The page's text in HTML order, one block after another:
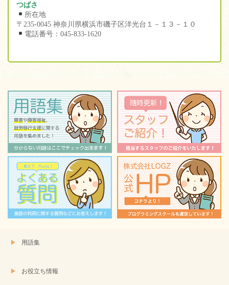
つばさ
所在地
〒235-0045 神奈川県横浜市磯子区洋光台１－１３－１０
電話番号：045-833-1620
用語集
お役立ち情報